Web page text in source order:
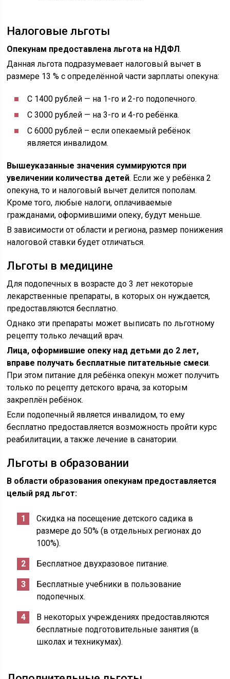
Налоговые льготы
Опекунам предоставлена льгота на НДФЛ.
Данная льгота подразумевает налоговый вычет в
размере 13 % с определённой части зарплаты опекуна:
С 1400 рублей — на 1-го и 2-го подопечного.
С 3000 рублей — на 3-го и 4-го ребёнка.
С 6000 рублей – если опекаемый ребёнок
является инвалидом.
Вышеуказанные значения суммируются при
увеличении количества детей. Если же у ребёнка 2
опекуна, то и налоговый вычет делится пополам.
Кроме того, любые налоги, оплачиваемые
гражданами, оформившими опеку, будут меньше.
В зависимости от области и региона, размер понижения
налоговой ставки будет отличаться.
Льготы в медицине
Для подопечных в возрасте до 3 лет некоторые
лекарственные препараты, в которых он нуждается,
предоставляются бесплатно.
Однако эти препараты может выписать по льготному
рецепту только лечащий врач.
Лица, оформившие опеку над детьми до 2 лет,
вправе получать бесплатные питательные смеси.
При этом питание для ребёнка опекун может получить
только по рецепту детского врача, за которым
закреплён ребёнок.
Если подопечный является инвалидом, то ему
бесплатно предоставляется возможность пройти курс
реабилитации, а также лечение в санатории.
Льготы в образовании
В области образования опекунам предоставляется
целый ряд льгот:
Скидка на посещение детского садика в
размере до 50% (в отдельных регионах до
100%).
Бесплатное двухразовое питание.
Бесплатные учебники в пользование
подопечных.
В некоторых учреждениях предоставляются
бесплатные подготовительные занятия (в
школах и техникумах).